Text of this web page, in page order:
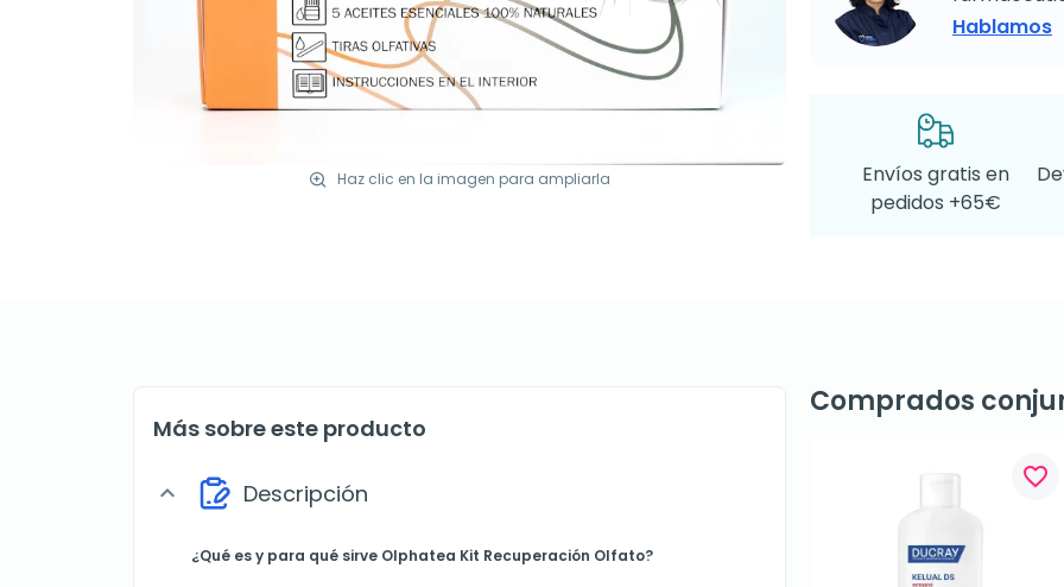
Haz clic en la imagen para ampliarla
Hablamos
Envíos gratis en
pedidos +65€
Más sobre este producto
expand_more Descripción
¿Qué es y para qué sirve Olphatea Kit Recuperación Olfato?
Comprados
favorite_border